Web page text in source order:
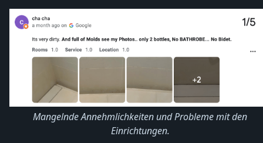
Mangelnde Annehmlichkeiten und Probleme mit den
Einrichtungen.